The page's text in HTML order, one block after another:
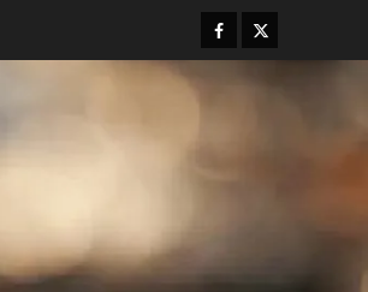
Facebook
Twitter